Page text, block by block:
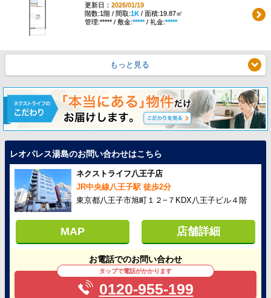
更新日： 2026/01/19
階数:1階 / 間取:1K/ 面積:19.87㎡
管理:***** / 敷金:*****/ 礼金:*****
もっと見る
レオパレス湯島のお問い合わせはこちら
ネクストライフ八王子店
JR中央線八王子駅 徒歩2分
東京都八王子市旭町１２−７KDX八王子ビル４階
MAP 店舗詳細
お電話でのお問い合わせ
タップで電話がかかります
0120-955-199